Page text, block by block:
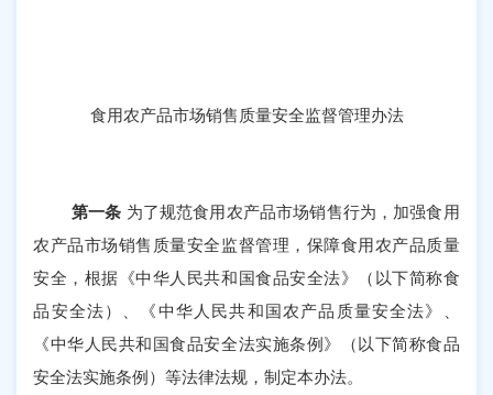
食用农产品市场销售质量安全监督管理办法
第一条 为了规范食用农产品市场销售行为，加强食用
农产品市场销售质量安全监督管理，保障食用农产品质量
安全，根据《中华人民共和国食品安全法》（以下简称食
品安全法）、《中华人民共和国农产品质量安全法》、
《中华人民共和国食品安全法实施条例》（以下简称食品
安全法实施条例）等法律法规，制定本办法。